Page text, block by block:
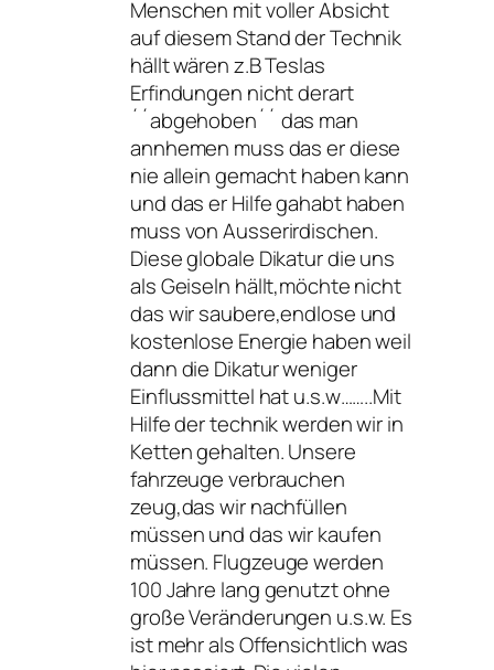
Menschen mit voller Absicht
auf diesem Stand der Technik
hällt wären z.B Teslas
Erfindungen nicht derart
´´abgehoben´´ das man
annhemen muss das er diese
nie allein gemacht haben kann
und das er Hilfe gahabt haben
muss von Ausserirdischen.
Diese globale Dikatur die uns
als Geiseln hällt,möchte nicht
das wir saubere,endlose und
kostenlose Energie haben weil
dann die Dikatur weniger
Einflussmittel hat u.s.w……..Mit
Hilfe der technik werden wir in
Ketten gehalten. Unsere
fahrzeuge verbrauchen
zeug,das wir nachfüllen
müssen und das wir kaufen
müssen. Flugzeuge werden
100 Jahre lang genutzt ohne
große Veränderungen u.s.w. Es
ist mehr als Offensichtlich was